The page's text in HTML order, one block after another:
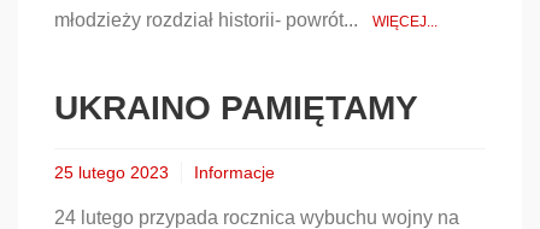
młodzieży rozdział historii- powrót...
WIĘCEJ...
UKRAINO PAMIĘTAMY
25 lutego 2023 Informacje
24 lutego przypada rocznica wybuchu wojny na